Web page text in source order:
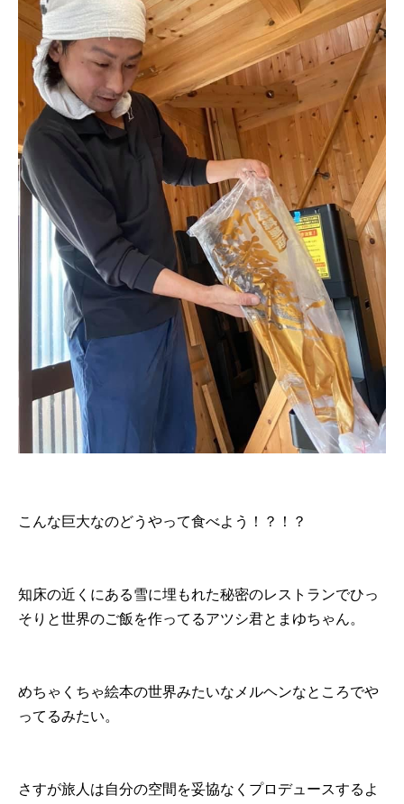
こんな巨大なのどうやって食べよう！？！？
知床の近くにある雪に埋もれた秘密のレストランでひっ
そりと世界のご飯を作ってるアツシ君とまゆちゃん。
めちゃくちゃ絵本の世界みたいなメルヘンなところでや
ってるみたい。
さすが旅人は自分の空間を妥協なくプロデュースするよ